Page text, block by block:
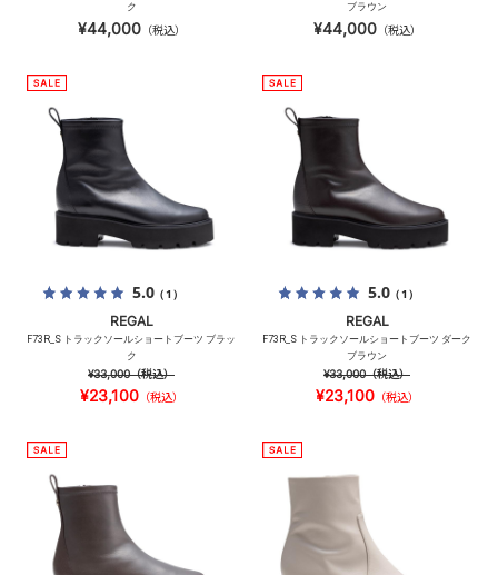
ク
¥44,000（税込）
ブラウン
¥44,000（税込）
5.0（1）
REGAL
F73R_S トラックソールショートブーツ ブラッ
ク
¥33,000（税込）
¥23,100（税込）
5.0（1）
REGAL
F73R_S トラックソールショートブーツ ダーク
ブラウン
¥33,000（税込）
¥23,100（税込）